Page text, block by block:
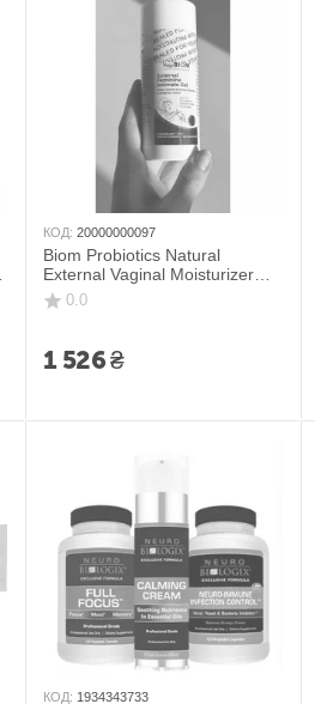
КОД: 20000000097
Biom Probiotics Natural
External Vaginal Moisturizer
Gel / Зовнішній вагінальний
зволожувальний гель 60 мл
0.0
1 526₴
КОД: 1934343733